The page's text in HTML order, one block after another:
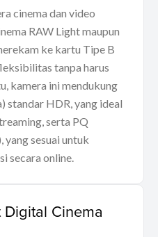
cinema dan video
RAW Light maupun
ke kartu Tipe B
tanpa harus
kamera ini mendukung
standar HDR, yang ideal
serta PQ
sesuai untuk
secara online.
Cinema